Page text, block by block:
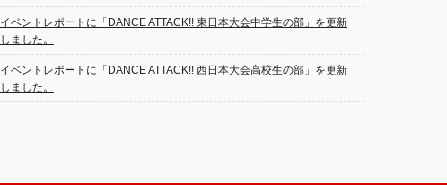
イベントレポートに「DANCE ATTACK!! 東日本大会中学生の部」を更新
しました。
イベントレポートに「DANCE ATTACK!! 西日本大会高校生の部」を更新
しました。